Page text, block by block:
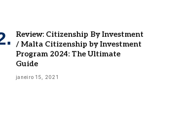
Review: Citizenship By Investment
/ Malta Citizenship by Investment
Program 2024: The Ultimate
Guide
janeiro 15, 2021